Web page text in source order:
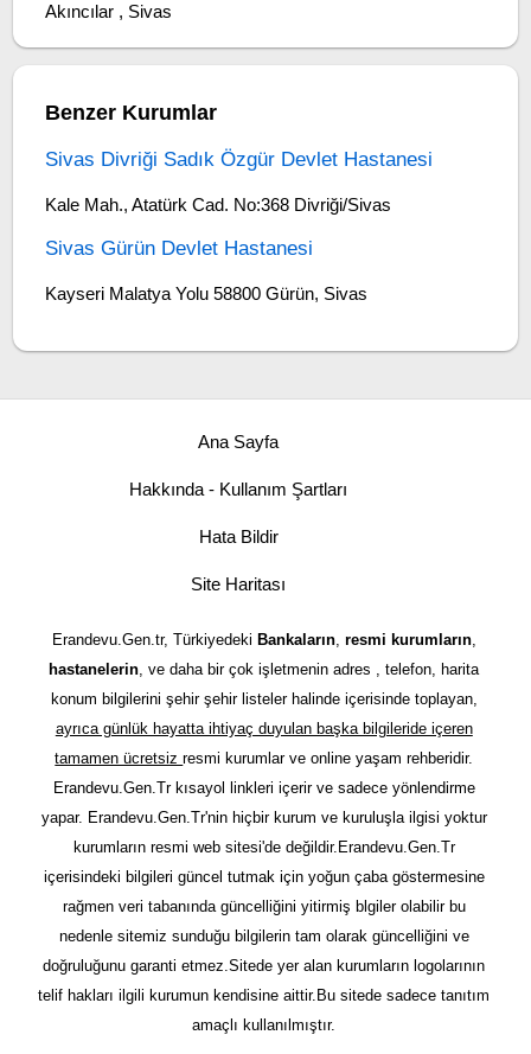
Akıncılar , Sivas
Benzer Kurumlar
Sivas Divriği Sadık Özgür Devlet Hastanesi
Kale Mah., Atatürk Cad. No:368 Divriği/Sivas
Sivas Gürün Devlet Hastanesi
Kayseri Malatya Yolu 58800 Gürün, Sivas
Ana Sayfa
Hakkında - Kullanım Şartları
Hata Bildir
Site Haritası
Erandevu.Gen.tr, Türkiyedeki Bankaların, resmi kurumların,
hastanelerin, ve daha bir çok işletmenin adres , telefon, harita
konum bilgilerini şehir şehir listeler halinde içerisinde toplayan,
ayrıca günlük hayatta ihtiyaç duyulan başka bilgileride içeren
tamamen ücretsizresmi kurumlar ve online yaşam rehberidir.
Erandevu.Gen.Tr kısayol linkleri içerir ve sadece yönlendirme
yapar. Erandevu.Gen.Tr'nin hiçbir kurum ve kuruluşla ilgisi yoktur
kurumların resmi web sitesi'de değildir.Erandevu.Gen.Tr
içerisindeki bilgileri güncel tutmak için yoğun çaba göstermesine
rağmen veri tabanında güncelliğini yitirmiş blgiler olabilir bu
nedenle sitemiz sunduğu bilgilerin tam olarak güncelliğini ve
doğruluğunu garanti etmez.Sitede yer alan kurumların logolarının
telif hakları ilgili kurumun kendisine aittir.Bu sitede sadece tanıtım
amaçlı kullanılmıştır.